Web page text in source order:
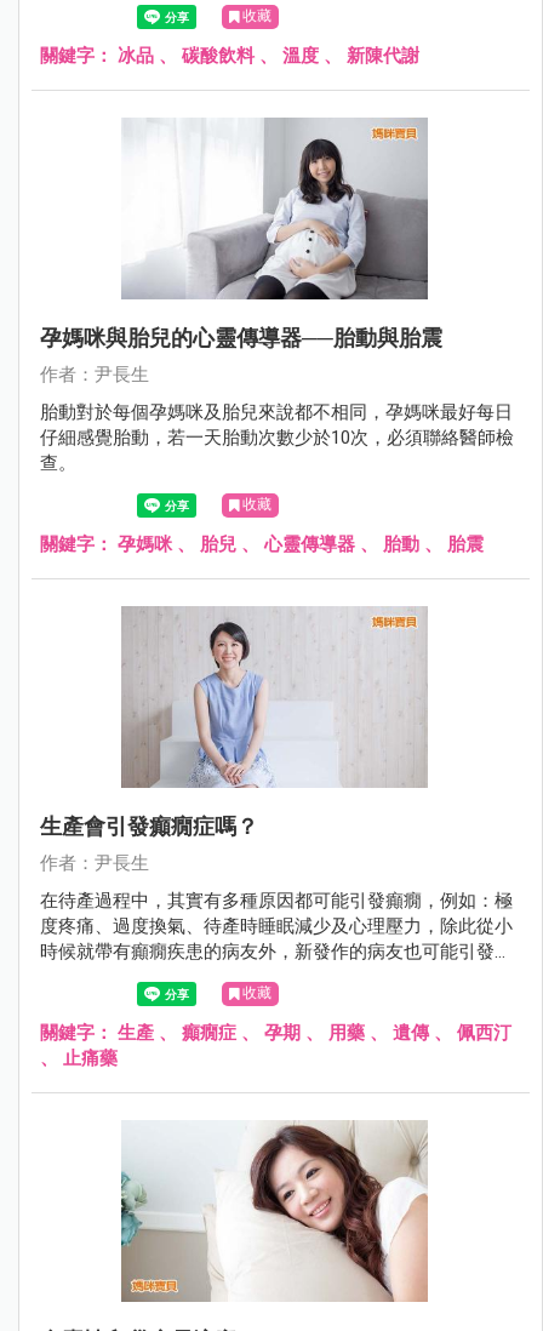
收藏
關鍵字： 冰品 、 碳酸飲料 、 溫度 、 新陳代謝
孕媽咪與胎兒的心靈傳導器──胎動與胎震
作者：尹長生
胎動對於每個孕媽咪及胎兒來說都不相同，孕媽咪最好每日
仔細感覺胎動，若一天胎動次數少於10次，必須聯絡醫師檢
查。
收藏
關鍵字： 孕媽咪、 胎兒 、心靈傳導器 、 胎動 、 胎震
生產會引發癲癇症嗎？
作者：尹長生
在待產過程中，其實有多種原因都可能引發癲癇，例如：極
度疼痛、過度換氣、待產時睡眠減少及心理壓力，除此從小
時候就帶有癲癇疾患的病友外，新發作的病友也可能引發癲
收藏
關鍵字： 生產 、 癲癇症 、 孕期 、 用藥 、 遺傳、 佩西汀
、 止痛藥